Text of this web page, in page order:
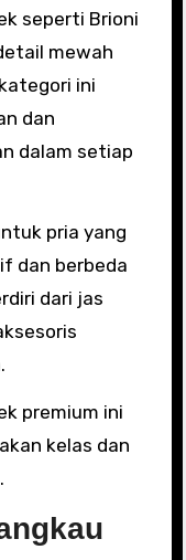
seperti Brioni
mewah
ini
dan
dalam setiap
pria yang
dan berbeda
dari jas
premium ini
kelas dan